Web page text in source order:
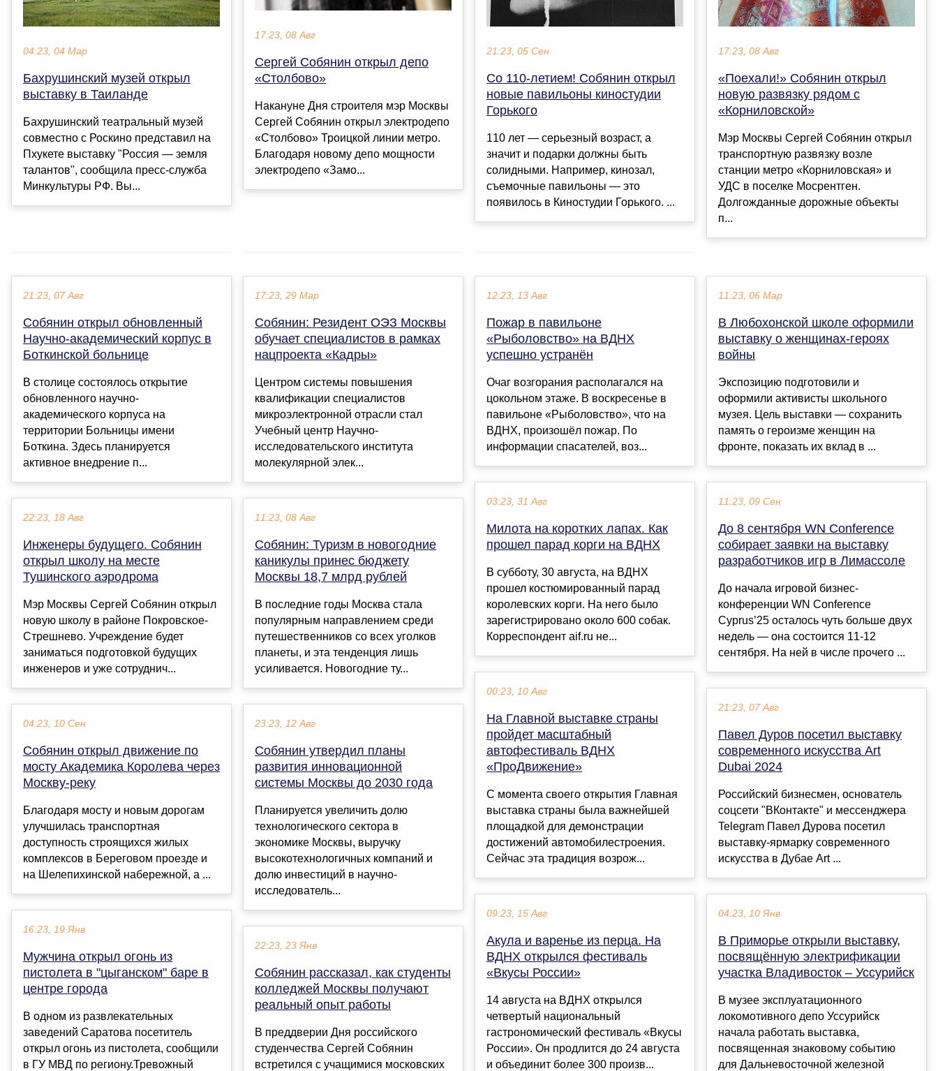
04:23, 04 Мар
Бахрушинский музей открыл
выставку в Таиланде
Бахрушинский театральный музей
совместно с Роскино представил на
Пхукете выставку "Россия — земля
талантов", сообщила пресс-служба
Минкультуры РФ. Вы...
17:23, 08 Авг
Сергей Собянин открыл депо
«Столбово»
Накануне Дня строителя мэр Москвы
Сергей Собянин открыл электродепо
«Столбово» Троицкой линии метро.
Благодаря новому депо мощности
электродепо «Замо...
21:23, 05 Сен
Со 110-летием! Собянин открыл
новые павильоны киностудии
Горького
110 лет — серьезный возраст, а
значит и подарки должны быть
солидными. Например, кинозал,
съемочные павильоны — это
появилось в Киностудии Горького. ...
17:23, 08 Авг
«Поехали!» Собянин открыл
новую развязку рядом с
«Корниловской»
Мэр Москвы Сергей Собянин открыл
транспортную развязку возле
станции метро «Корниловская» и
УДС в поселке Мосрентген.
Долгожданные дорожные объекты
п...
21:23, 07 Авг
Собянин открыл обновленный
Научно-академический корпус в
Боткинской больнице
В столице состоялось открытие
обновленного научно-
академического корпуса на
территории Больницы имени
Боткина. Здесь планируется
активное внедрение п...
22:23, 18 Авг
Инженеры будущего. Собянин
открыл школу на месте
Тушинского аэродрома
Мэр Москвы Сергей Собянин открыл
новую школу в районе Покровское-
Стрешнево. Учреждение будет
заниматься подготовкой будущих
инженеров и уже сотруднич...
04:23, 10 Сен
Собянин открыл движение по
мосту Академика Королева через
Москву-реку
Благодаря мосту и новым дорогам
улучшилась транспортная
доступность строящихся жилых
комплексов в Береговом проезде и
на Шелепихинской набережной, а ...
16:23, 19 Янв
Мужчина открыл огонь из
пистолета в "цыганском" баре в
центре города
В одном из развлекательных
заведений Саратова посетитель
открыл огонь из пистолета, сообщили
в ГУ МВД по региону.Тревожный
17:23, 29 Мар
Собянин: Резидент ОЭЗ Москвы
обучает специалистов в рамках
нацпроекта «Кадры»
Центром системы повышения
квалификации специалистов
микроэлектронной отрасли стал
Учебный центр Научно-
исследовательского института
молекулярной элек...
11:23, 08 Авг
Собянин: Туризм в новогодние
каникулы принес бюджету
Москвы 18,7 млрд рублей
В последние годы Москва стала
популярным направлением среди
путешественников со всех уголков
планеты, и эта тенденция лишь
усиливается. Новогодние ту...
23:23, 12 Авг
Собянин утвердил планы
развития инновационной
системы Москвы до 2030 года
Планируется увеличить долю
технологического сектора в
экономике Москвы, выручку
высокотехнологичных компаний и
долю инвестиций в научно-
исследователь...
22:23, 23 Янв
Собянин рассказал, как студенты
колледжей Москвы получают
реальный опыт работы
В преддверии Дня российского
студенчества Сергей Собянин
встретился с учащимися московских
12:23, 13 Авг
Пожар в павильоне
«Рыболовство» на ВДНХ
успешно устранён
Очаг возгорания располагался на
цокольном этаже. В воскресенье в
павильоне «Рыболовство», что на
ВДНХ, произошёл пожар. По
информации спасателей, воз...
03:23, 31 Авг
Милота на коротких лапах. Как
прошел парад корги на ВДНХ
В субботу, 30 августа, на ВДНХ
прошел костюмированный парад
королевских корги. На него было
зарегистрировано около 600 собак.
Корреспондент aif.ru не...
00:23, 10 Авг
На Главной выставке страны
пройдет масштабный
автофестиваль ВДНХ
«ПроДвижение»
С момента своего открытия Главная
выставка страны была важнейшей
площадкой для демонстрации
достижений автомобилестроения.
Сейчас эта традиция возрож...
09:23, 15 Авг
Акула и варенье из перца. На
ВДНХ открылся фестиваль
«Вкусы России»
14 августа на ВДНХ открылся
четвертый национальный
гастрономический фестиваль «Вкусы
России». Он продлится до 24 августа
и объединит более 300 произв...
11:23, 06 Мар
В Любохонской школе оформили
выставку о женщинах-героях
войны
Экспозицию подготовили и
оформили активисты школьного
музея. Цель выставки — сохранить
память о героизме женщин на
фронте, показать их вклад в ...
11:23, 09 Сен
До 8 сентября WN Conference
собирает заявки на выставку
разработчиков игр в Лимассоле
До начала игровой бизнес-
конференции WN Conference
Cyprus’25 осталось чуть больше двух
недель — она состоится 11-12
сентября. На ней в числе прочего ...
21:23, 07 Авг
Павел Дуров посетил выставку
современного искусства Art
Dubai 2024
Российский бизнесмен, основатель
соцсети "ВКонтакте" и мессенджера
Telegram Павел Дурова посетил
выставку-ярмарку современного
искусства в Дубае Art ...
04:23, 10 Янв
В Приморье открыли выставку,
посвящённую электрификации
участка Владивосток – Уссурийск
В музее эксплуатационного
локомотивного депо Уссурийск
начала работать выставка,
посвященная знаковому событию
для Дальневосточной железной